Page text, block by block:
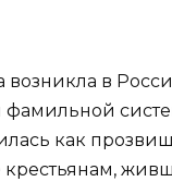
в
фамильной
как
крестьянам,